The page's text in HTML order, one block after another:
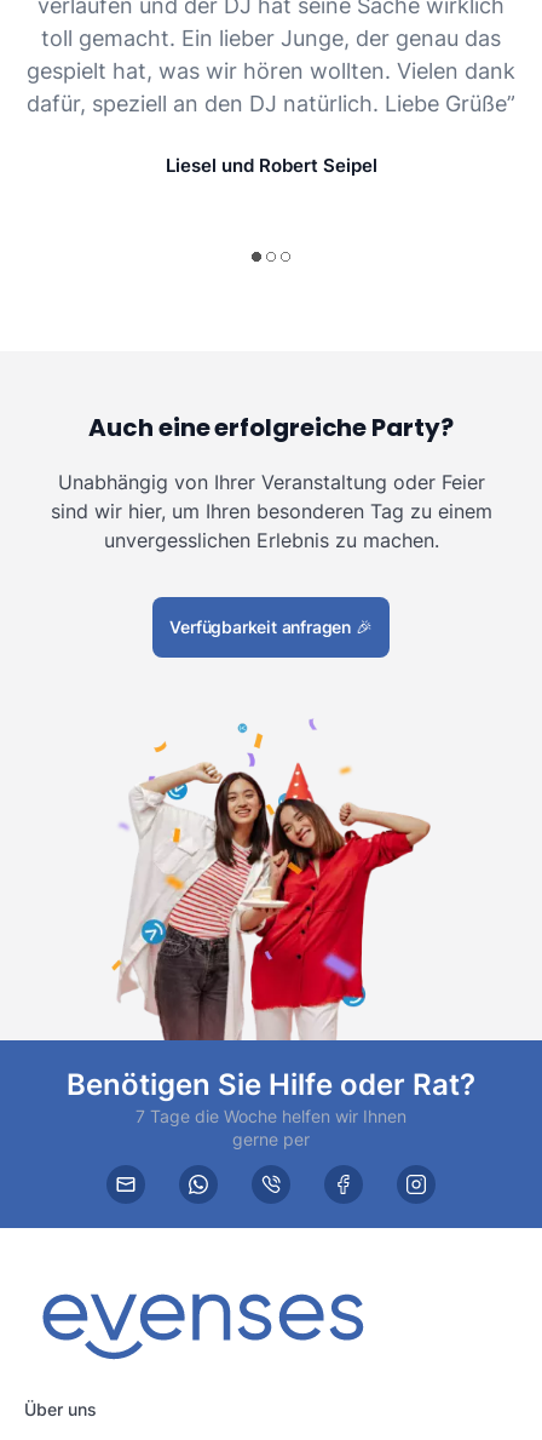
toll gemacht. Ein lieber Junge, der genau das
gespielt hat, was wir hören wollten. Vielen dank
dafür, speziell an den DJ natürlich. Liebe Grüße”
Liesel und Robert Seipel
Auch eine erfolgreiche Party?
Unabhängig von Ihrer Veranstaltung oder Feier
sind wir hier, um Ihren besonderen Tag zu einem
unvergesslichen Erlebnis zu machen.
Verfügbarkeit anfragen 🎉
Benötigen Sie Hilfe oder Rat?
7 Tage die Woche helfen wir Ihnen
gerne per
Über uns